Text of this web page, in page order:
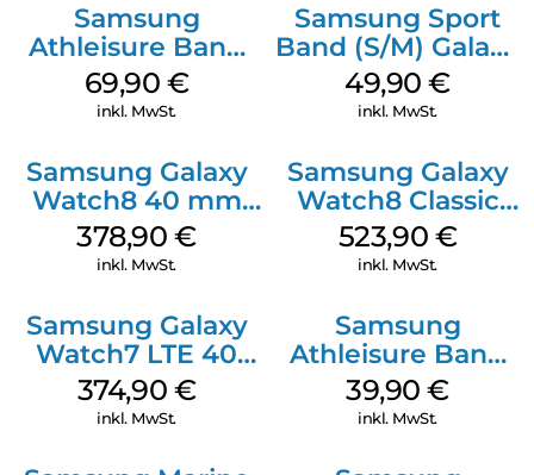
Samsung
Athleisure Band
(M/L) Galaxy
Watch8/Watch8
69,90 €
inkl. MwSt.
Samsung Sport
Band (S/M) Galaxy
Watch8/Watch8
Classic White
49,90€
inkl. MwSt.
Samsung Galaxy
Watch8 40 mm
Graphite
378,90€
inkl. MwSt.
Samsung Galaxy
Watch8 Classic
White
523,90 €
inkl. MwSt.
Samsung Galaxy
Watch7 LTE 40
mm Cream
374,90 €
inkl. MwSt.
Samsung
Athleisure Band
M/L Galaxy
Watch7 Silver
39,90€
inkl. MwSt.